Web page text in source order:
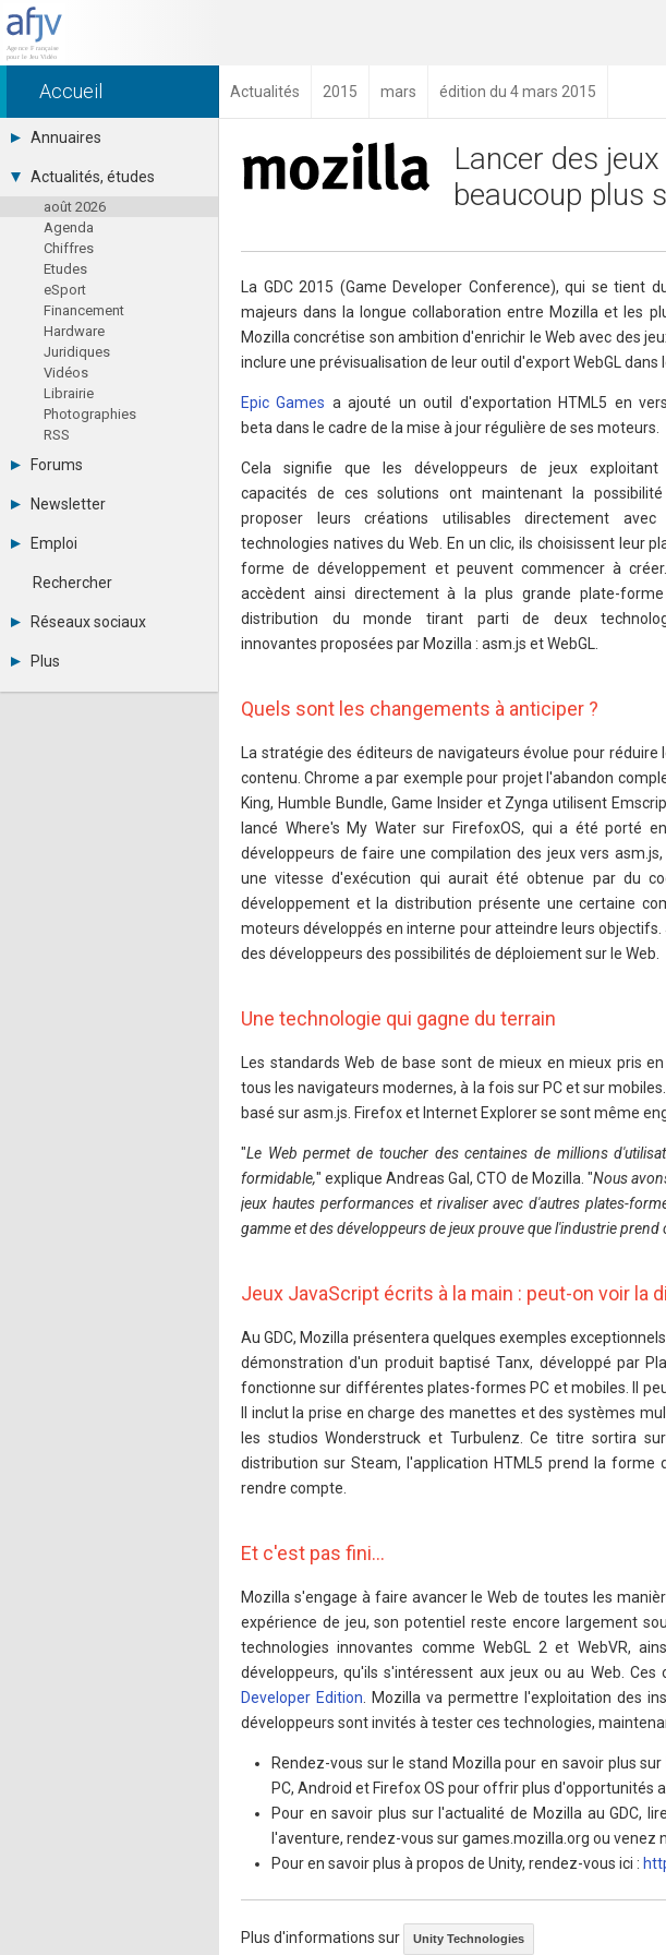
Accueil Actualités 2015 mars édition du 4 mars 2015
Annuaires
Toutes les sociétés (691)
Studios (418)
Editeurs (49)
Distributeurs (16)
Hard. / Accessoires (10)
Middlewares (15)
Prestataires (99)
Assoc. / Syndicats (21)
Formations / Ecoles (46)
Presse spécialisée (17)
Actualités, études
août 2026
Agenda
Chiffres
Etudes
eSport
Financement
Hardware
Juridiques
Vidéos
Librairie
Photographies
RSS
Forums
Tous les forums
Se connecter
Messages privés
Contacter un modérateur
Newsletter
Archives
Abonnement
Emploi
Consulter les annonces
Observatoire de l'emploi
Rechercher
Réseaux sociaux
LinkedIn
Plus
Annonceurs
Lancer des
beaucoup plus
La GDC 2015 (Game Developer Conference), qui se
majeurs dans la longue collaboration entre Mozilla et les
Mozilla concrétise son ambition d'enrichir le Web avec des
inclure une prévisualisation de leur outil d'export WebGL
Epic Games a ajouté un outil d'exportation HTML5 en
beta dans le cadre de la mise à jour régulière de ses moteurs.
Cela signifie que les développeurs de jeux exploitant
capacités de ces solutions ont maintenant la
proposer leurs créations utilisables directement avec
technologies natives du Web. En un clic, ils choisissent leur
forme de développement et peuvent commencer à
accèdent ainsi directement à la plus grande plate-
distribution du monde tirant parti de deux
innovantes proposées par Mozilla : asm.js et WebGL.
Quels sont les changements à anticiper ?
La stratégie des éditeurs de navigateurs évolue pour
contenu. Chrome a par exemple pour projet l'abandon
King, Humble Bundle, Game Insider et Zynga utilisent
lancé Where's My Water sur FirefoxOS, qui a été porté
développeurs de faire une compilation des jeux vers
une vitesse d'exécution qui aurait été obtenue par du
développement et la distribution présente une certaine
moteurs développés en interne pour atteindre leurs
des développeurs des possibilités de déploiement sur le Web.
Une technologie qui gagne du terrain
Les standards Web de base sont de mieux en mieux pris
tous les navigateurs modernes, à la fois sur PC et sur
basé sur asm.js. Firefox et Internet Explorer se sont même
"Le Web permet de toucher des centaines de millions
formidable," explique Andreas Gal, CTO de Mozilla. "Nous
jeux hautes performances et rivaliser avec d'autres plates-
gamme et des développeurs de jeux prouve que l'industrie prend
Jeux JavaScript écrits à la main : peut-on voir la
Au GDC, Mozilla présentera quelques exemples
démonstration d'un produit baptisé Tanx, développé par
fonctionne sur différentes plates-formes PC et mobiles. Il
Il inclut la prise en charge des manettes et des systèmes
les studios Wonderstruck et Turbulenz. Ce titre sortira
distribution sur Steam, l'application HTML5 prend la
rendre compte.
Et c'est pas fini...
Mozilla s'engage à faire avancer le Web de toutes les
expérience de jeu, son potentiel reste encore largement
technologies innovantes comme WebGL 2 et WebVR,
développeurs, qu'ils s'intéressent aux jeux ou au Web.
Developer Edition . Mozilla va permettre l'exploitation des
développeurs sont invités à tester ces technologies,
Rendez-vous sur le stand Mozilla pour en savoir plus
PC, Android et Firefox OS pour offrir plus d'opportunités
Pour en savoir plus sur l'actualité de Mozilla au GDC,
l'aventure, rendez-vous sur games.mozilla.org ou venez
Pour en savoir plus à propos de Unity, rendez-vous ici :
Plus d'informations sur Unity Technologies